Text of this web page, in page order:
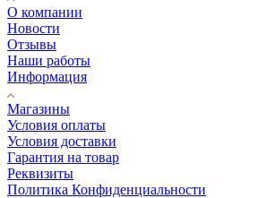
О компании
Новости
Отзывы
Наши работы
Информация
Магазины
Условия оплаты
Условия доставки
Гарантия на товар
Реквизиты
Политика Конфиденциальности